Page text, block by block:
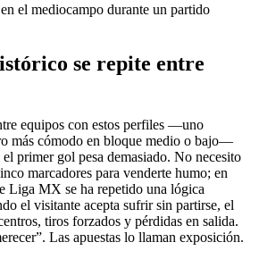
el mediocampo durante un partido
se repite entre
equipos con estos perfiles —uno
más cómodo en bloque medio o bajo—
primer gol pesa demasiado. No necesito
marcadores para venderte humo; en
Liga MX se ha repetido una lógica
el visitante acepta sufrir sin partirse, el
tiros forzados y pérdidas en salida.
Las apuestas lo llaman exposición.